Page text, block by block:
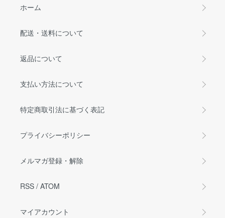
ホーム
配送・送料について
返品について
支払い方法について
特定商取引法に基づく表記
プライバシーポリシー
メルマガ登録・解除
RSS / ATOM
マイアカウント